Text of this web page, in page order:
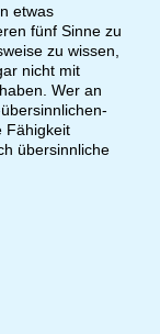
etwas
fünf Sinne zu
zu wissen,
nicht mit
Wer an
Fähigkeit
übersinnliche